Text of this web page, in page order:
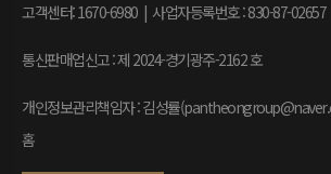
고객센터: 1670-6980 | 사업자등록번호 : 830-87-02657
통신판매업신고 : 제 2024-경기광주-2162 호
개인정보관리책임자 : 김성률
홈